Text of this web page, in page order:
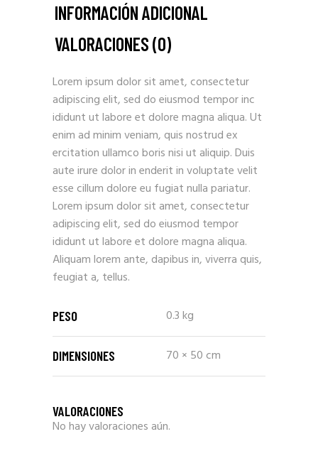
INFORMACIÓN ADICIONAL
VALORACIONES (0)
Lorem ipsum dolor sit amet, consectetur
adipiscing elit, sed do eiusmod tempor inc
ididunt ut labore et dolore magna aliqua. Ut
enim ad minim veniam, quis nostrud ex
ercitation ullamco boris nisi ut aliquip. Duis
aute irure dolor in enderit in voluptate velit
esse cillum dolore eu fugiat nulla pariatur.
Lorem ipsum dolor sit amet, consectetur
adipiscing elit, sed do eiusmod tempor
ididunt ut labore et dolore magna aliqua.
Aliquam lorem ante, dapibus in, viverra quis,
feugiat a, tellus.
PESO 0.3 kg
DIMENSIONES 70 × 50 cm
VALORACIONES
No hay valoraciones aún.